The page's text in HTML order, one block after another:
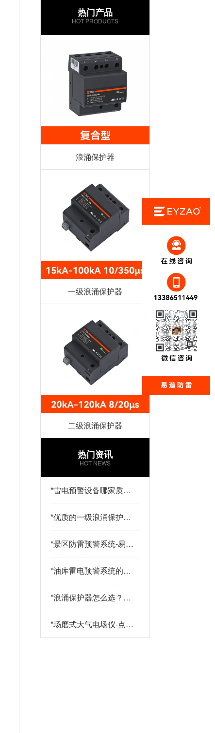
热门产品
HOT PRODUCTS
浪涌保护器
一级浪涌保护器
二级浪涌保护器
热门资讯
HOT NEWS
*雷电预警设备哪家质量
*优质的一级浪涌保护器
防雷
*景区防雷预警系统-易造
*油库雷电预警系统的传
看-易造
*浪涌保护器怎么选？三
策略助您精准选型-易造
*场磨式大气电场仪-点击
了解更多-易造